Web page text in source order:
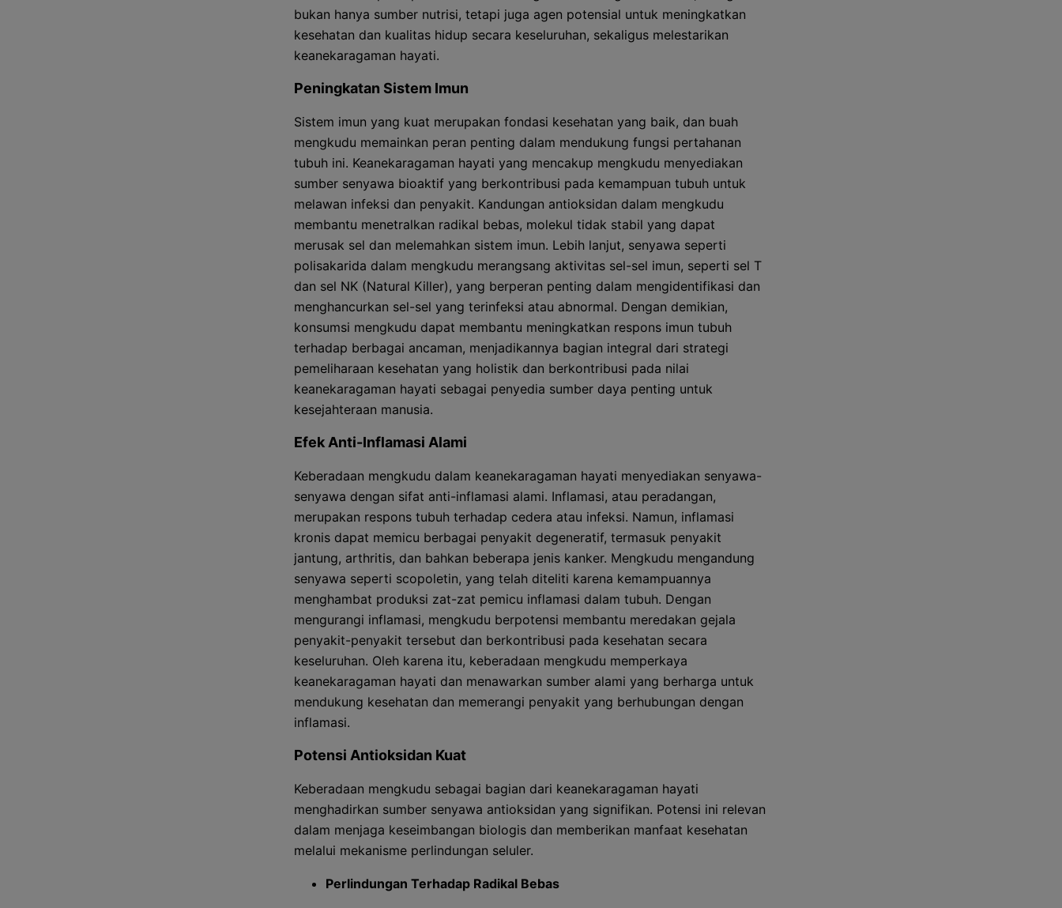
bukan hanya sumber nutrisi, tetapi juga agen potensial untuk meningkatkan
kesehatan dan kualitas hidup secara keseluruhan, sekaligus melestarikan
keanekaragaman hayati.
Peningkatan Sistem Imun
Sistem imun yang kuat merupakan fondasi kesehatan yang baik, dan buah
mengkudu memainkan peran penting dalam mendukung fungsi pertahanan
tubuh ini. Keanekaragaman hayati yang mencakup mengkudu menyediakan
sumber senyawa bioaktif yang berkontribusi pada kemampuan tubuh untuk
melawan infeksi dan penyakit. Kandungan antioksidan dalam mengkudu
membantu menetralkan radikal bebas, molekul tidak stabil yang dapat
merusak sel dan melemahkan sistem imun. Lebih lanjut, senyawa seperti
polisakarida dalam mengkudu merangsang aktivitas sel-sel imun, seperti sel T
dan sel NK (Natural Killer), yang berperan penting dalam mengidentifikasi dan
menghancurkan sel-sel yang terinfeksi atau abnormal. Dengan demikian,
konsumsi mengkudu dapat membantu meningkatkan respons imun tubuh
terhadap berbagai ancaman, menjadikannya bagian integral dari strategi
pemeliharaan kesehatan yang holistik dan berkontribusi pada nilai
keanekaragaman hayati sebagai penyedia sumber daya penting untuk
kesejahteraan manusia.
Efek Anti-Inflamasi Alami
Keberadaan mengkudu dalam keanekaragaman hayati menyediakan senyawa-
senyawa dengan sifat anti-inflamasi alami. Inflamasi, atau peradangan,
merupakan respons tubuh terhadap cedera atau infeksi. Namun, inflamasi
kronis dapat memicu berbagai penyakit degeneratif, termasuk penyakit
jantung, arthritis, dan bahkan beberapa jenis kanker. Mengkudu mengandung
senyawa seperti scopoletin, yang telah diteliti karena kemampuannya
menghambat produksi zat-zat pemicu inflamasi dalam tubuh. Dengan
mengurangi inflamasi, mengkudu berpotensi membantu meredakan gejala
penyakit-penyakit tersebut dan berkontribusi pada kesehatan secara
keseluruhan. Oleh karena itu, keberadaan mengkudu memperkaya
keanekaragaman hayati dan menawarkan sumber alami yang berharga untuk
mendukung kesehatan dan memerangi penyakit yang berhubungan dengan
inflamasi.
Potensi Antioksidan Kuat
Keberadaan mengkudu sebagai bagian dari keanekaragaman hayati
menghadirkan sumber senyawa antioksidan yang signifikan. Potensi ini relevan
dalam menjaga keseimbangan biologis dan memberikan manfaat kesehatan
melalui mekanisme perlindungan seluler.
Perlindungan Terhadap Radikal Bebas